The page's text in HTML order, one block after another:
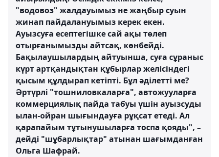
"водовоз" жалдауымыз не жаңбыр суын
жинап пайдалануымыз керек екен.
Ауызсуға есептегішке сай ақы төлеп
отырғанымызды айтсақ, көнбейді.
Бақылаушылардың айтуынша, суға сұраныс
күрт артқандықтан құбырлар желісіндегі
қысым құлдырап кетіпті. Бұл әділетті ме?
Әртүрлі "тошниловкаларға", автожууларға
коммерциялық пайда табуы үшін ауызсуды
ылан-ойран шығындауға рұқсат етеді. Ал
қарапайым тұтынушыларға тоспа қояды", –
дейді "шұбарлықтар" атынан шағымданған
Ольга Шафрай.